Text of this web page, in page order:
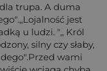
trupa. A duma
jest
u ludzi. ",, Król
silny czy słaby,
wami